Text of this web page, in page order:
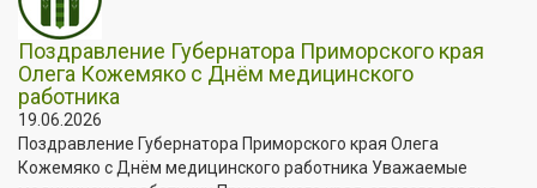
Поздравление Губернатора Приморского края
Олега Кожемяко с Днём медицинского
работника
19.06.2026
Поздравление Губернатора Приморского края Олега
Кожемяко с Днём медицинского работника Уважаемые